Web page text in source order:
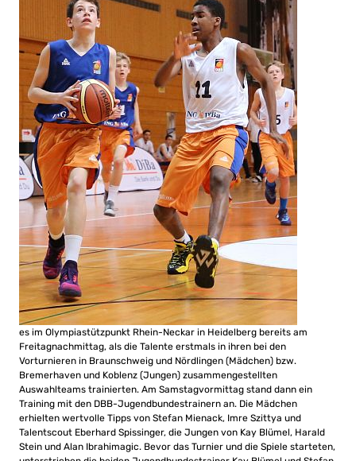
es im Olympiastützpunkt Rhein-Neckar in Heidelberg bereits am
Freitagnachmittag, als die Talente erstmals in ihren bei den
Vorturnieren in Braunschweig und Nördlingen (Mädchen) bzw.
Bremerhaven und Koblenz (Jungen) zusammengestellten
Auswahlteams trainierten. Am Samstagvormittag stand dann ein
Training mit den DBB-Jugendbundestrainern an. Die Mädchen
erhielten wertvolle Tipps von Stefan Mienack, Imre Szittya und
Talentscout Eberhard Spissinger, die Jungen von Kay Blümel, Harald
Stein und Alan Ibrahimagic. Bevor das Turnier und die Spiele starteten,